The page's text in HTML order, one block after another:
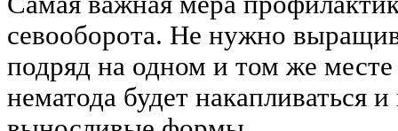
севооборота. Не нужно
подряд на одном и том же
нематода будет накапливаться и